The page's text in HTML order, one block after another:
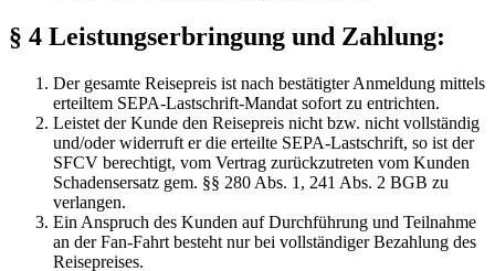
§ 4 Leistungserbringung und Zahlung:
Der gesamte Reisepreis ist nach bestätigter Anmeldung mittels
erteiltem SEPA-Lastschrift-Mandat sofort zu entrichten.
Leistet der Kunde den Reisepreis nicht bzw. nicht vollständig
und/oder widerruft er die erteilte SEPA-Lastschrift, so ist der
SFCV berechtigt, vom Vertrag zurückzutreten vom Kunden
Schadensersatz gem. §§ 280 Abs. 1, 241 Abs. 2 BGB zu
verlangen.
Ein Anspruch des Kunden auf Durchführung und Teilnahme
an der Fan-Fahrt besteht nur bei vollständiger Bezahlung des
Reisepreises.